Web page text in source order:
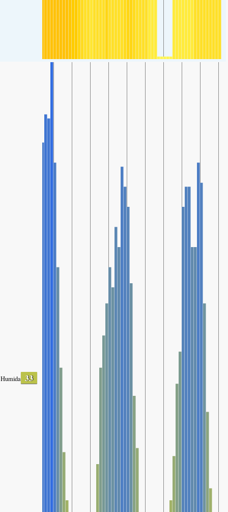
Humidade33